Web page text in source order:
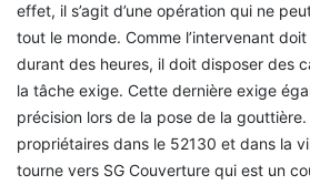
effet, il s’agit d’une opération qui ne
tout le monde. Comme l’intervenant
durant des heures, il doit disposer des
la tâche exige. Cette dernière exige
précision lors de la pose de la
propriétaires dans le 52130 et dans la
tourne vers SG Couverture qui est un